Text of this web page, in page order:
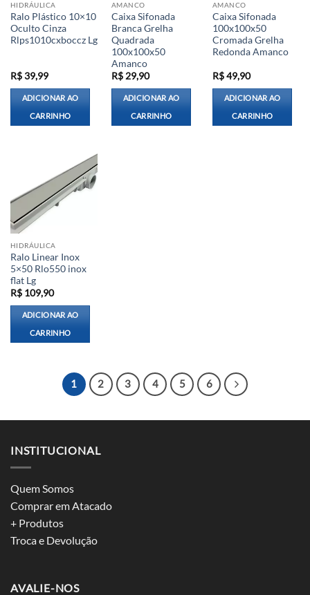
HIDRÁULICA
Ralo Plástico 10×10
Oculto Cinza
Rlps1010cxboccz Lg
R$39,99
ADICIONAR AO
CARRINHO
AMANCO
Caixa Sifonada
Branca Grelha
Quadrada
100x100x50
Amanco
R$29,90
ADICIONAR AO
CARRINHO
AMANCO
Caixa Sifonada
100x100x50
Cromada Grelha
Redonda Amanco
R$49,90
ADICIONAR AO
CARRINHO
HIDRÁULICA
Ralo Linear Inox
5×50 Rlo550 inox
flat Lg
R$109,90
ADICIONAR AO
CARRINHO
1 2 3 4 5 6
INSTITUCIONAL
Quem Somos
Comprar em Atacado
+ Produtos
Troca e Devolução
AVALIE-NOS